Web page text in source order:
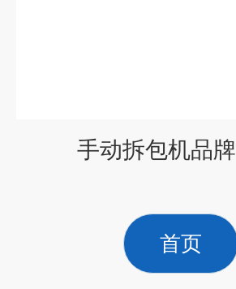
手动拆包机品牌
首页